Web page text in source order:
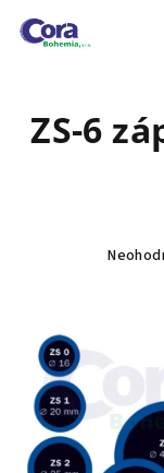
ZS-6